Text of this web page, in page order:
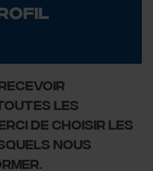
recevoir
les
de choisir les
nous